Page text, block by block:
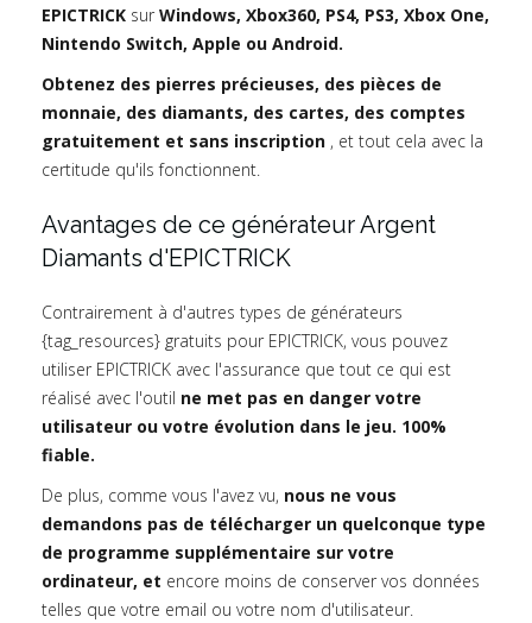
EPICTRICK sur Windows, Xbox360, PS4, PS3, Xbox One,
Nintendo Switch, Apple ou Android.
Obtenez des pierres précieuses, des pièces de
monnaie, des diamants, des cartes, des comptes
gratuitement et sans inscription , et tout cela avec la
certitude qu'ils fonctionnent.
Avantages de ce générateur Argent
Diamants d'EPICTRICK
Contrairement à d'autres types de générateurs
{tag_resources} gratuits pour EPICTRICK, vous pouvez
utiliser EPICTRICK avec l'assurance que tout ce qui est
réalisé avec l'outil ne met pas en danger votre
utilisateur ou votre évolution dans le jeu. 100%
fiable.
De plus, comme vous l'avez vu, nous ne vous
demandons pas de télécharger un quelconque type
de programme supplémentaire sur votre
ordinateur, et encore moins de conserver vos données
telles que votre email ou votre nom d'utilisateur.